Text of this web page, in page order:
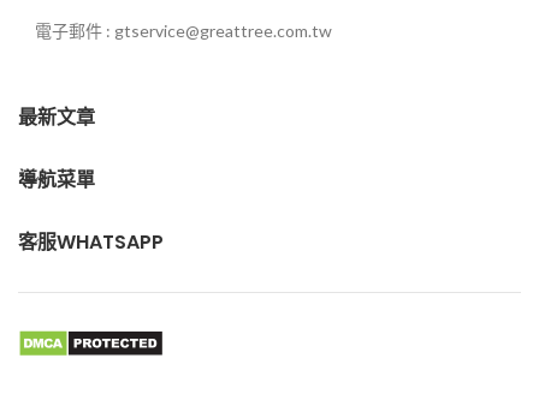
電子郵件 : gtservice@greattree.com.tw
最新文章
導航菜單
客服WHATSAPP